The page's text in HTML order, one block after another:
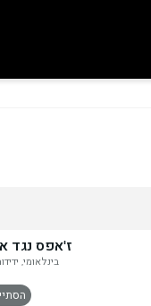
ז'אפס נגד
בינלאומי,